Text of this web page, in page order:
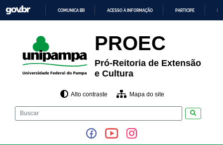
para
o
CONTEÚDO
COMUNICA BR ACESSO À INFORMAÇÃO PARTICIPE
PROEC
Pró-Reitoria de Extensão
e Cultura
Alto contraste Mapa do site